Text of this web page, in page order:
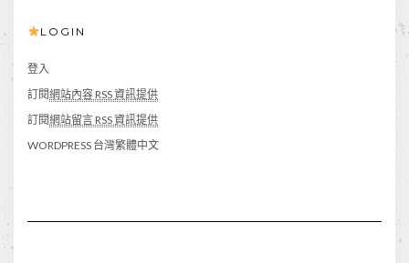
間
擇
LOGIN
登入
訂閱網站內容 RSS 資訊提供
訂閱網站留言 RSS 資訊提供
WORDPRESS 台灣繁體中文